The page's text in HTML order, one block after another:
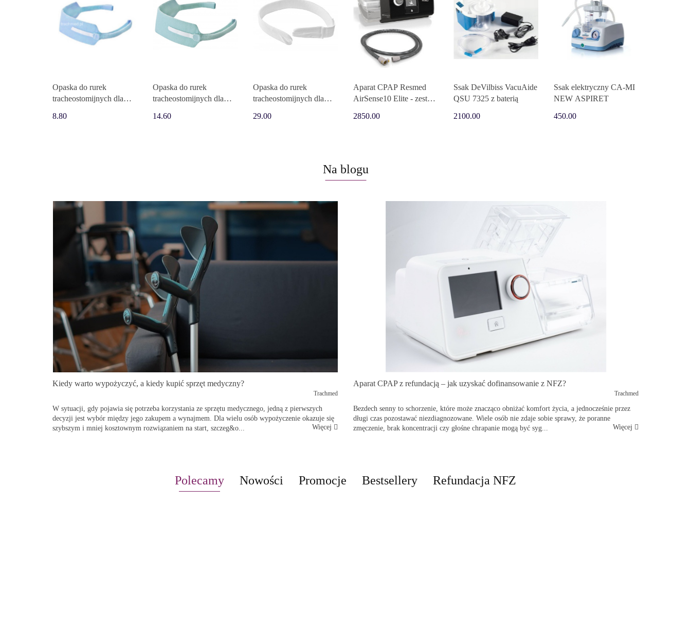
Opaska do rurek
tracheostomijnych dla
Covidien
8.80
Opaska do rurek
tracheostomijnych dla
14.60
Opaska do rurek
tracheostomijnych dla
29.00
Aparat CPAP Resmed
AirSense10 Elite - zestaw
rura)
2850.00
Ssak DeVilbiss VacuAide
QSU 7325 z baterią
2100.00
Ssak elektryczny CA-MI
NEW ASPIRET
450.00
Na blogu
Kiedy warto wypożyczyć, a kiedy kupić sprzęt medyczny?
Trachmed
W sytuacji, gdy pojawia się potrzeba korzystania ze sprzętu medycznego, jedną z pierwszych
decyzji jest wybór między jego zakupem a wynajmem. Dla wielu osób wypożyczenie okazuje się
szybszym i mniej kosztownym rozwiązaniem na start, szczeg&o...
Więcej
Aparat CPAP z refundacją – jak uzyskać dofinansowanie z NFZ?
Trachmed
Bezdech senny to schorzenie, które może znacząco obniżać komfort życia, a jednocześnie przez
długi czas pozostawać niezdiagnozowane. Wiele osób nie zdaje sobie sprawy, że poranne
zmęczenie, brak koncentracji czy głośne chrapanie mogą być syg...
Więcej
Polecamy Nowości Promocje Bestsellery Refundacja NFZ